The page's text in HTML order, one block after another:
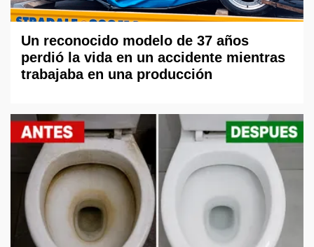
Un reconocido modelo de 37 años
perdió la vida en un accidente mientras
trabajaba en una producción